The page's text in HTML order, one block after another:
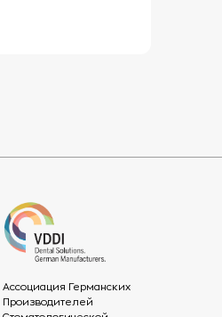
Ассоциация Германских
Производителей